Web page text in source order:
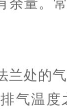
余量。
兰处的
气温